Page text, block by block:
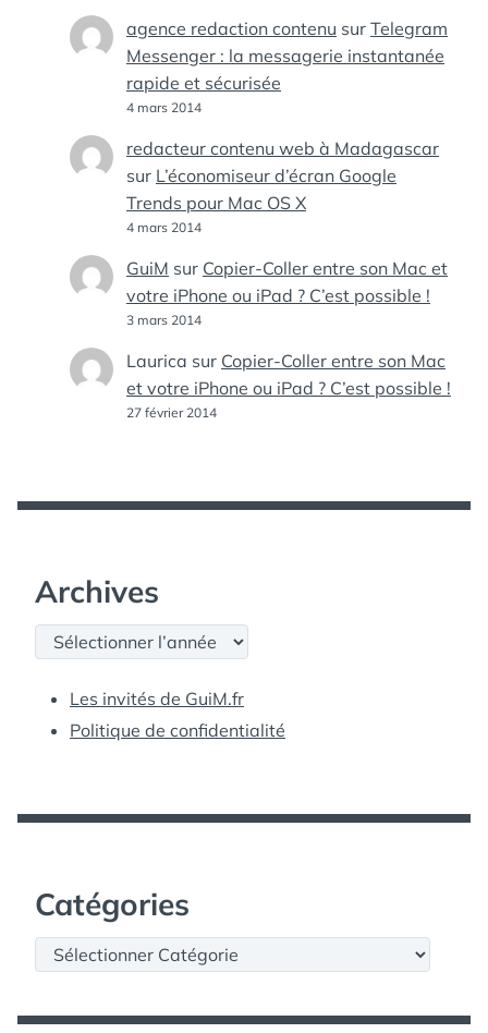
agence redaction contenu sur Telegram
Messenger : la messagerie instantanée
rapide et sécurisée
4 mars 2014
redacteur contenu web à Madagascar
sur L’économiseur d’écran Google
Trends pour Mac OS X
4 mars 2014
GuiM sur Copier-Coller entre son Mac et
votre iPhone ou iPad ? C’est possible !
3 mars 2014
Laurica sur Copier-Coller entre son Mac
et votre iPhone ou iPad ? C’est possible !
27 février 2014
Archives
Archives
Les invités de GuiM.fr
Politique de confidentialité
Catégories
Catégories